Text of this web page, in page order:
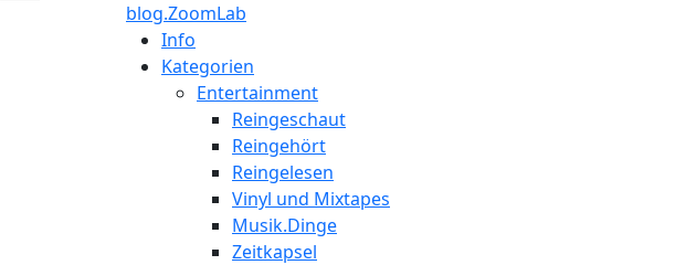
blog.ZoomLab
ZoomLab
pers.
Blog
Info
Kategorien
Entertainment
Reingeschaut
Reingehört
Reingelesen
Vinyl und Mixtapes
Musik.Dinge
Zeitkapsel